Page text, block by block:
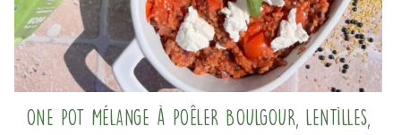
One pot mélange à poêler boulgour, lentilles,